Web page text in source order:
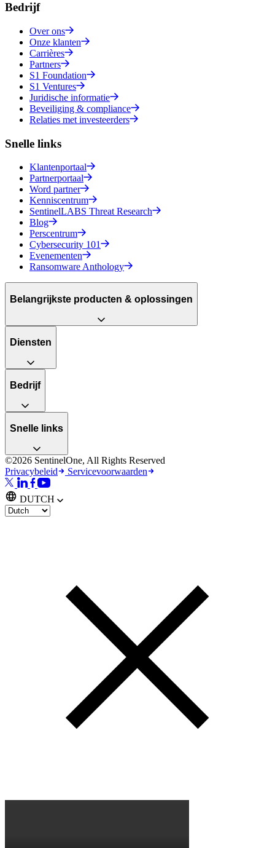
Bedrijf
Over ons
Onze klanten
Carrières
Partners
S1 Foundation
S1 Ventures
Juridische informatie
Beveiliging & compliance
Relaties met investeerders
Snelle links
Klantenportaal
Partnerportaal
Word partner
Kenniscentrum
SentinelLABS Threat Research
Blog
Perscentrum
Cybersecurity 101
Evenementen
Ransomware Anthology
Belangrijkste producten & oplossingen
Diensten
Bedrijf
Snelle links
©2026 SentinelOne, All Rights Reserved
Privacybeleid
Servicevoorwaarden
DUTCH